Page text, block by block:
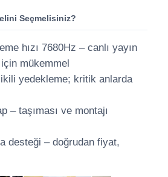
Seçmelisiniz?
hızı 7680Hz – canlı yayın
mükemmel
yedekleme; kritik anlarda
– taşıması ve montajı
desteği – doğrudan fiyat,